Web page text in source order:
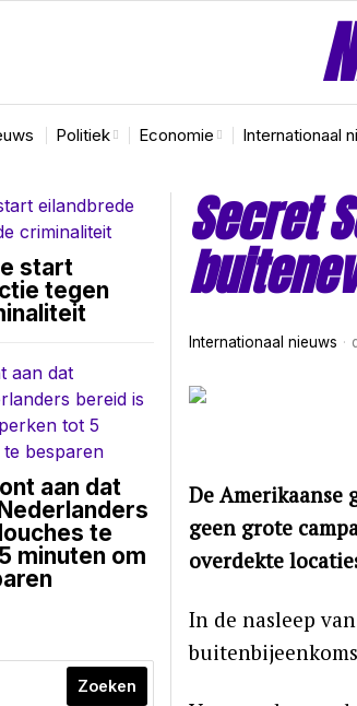
Politiek Economie Internationaal
Secret
Internationaal nieuws
De Amerikaanse
geen grote
overdekte
In de nasleep
start
tegen
aan dat
te
minuten om
Zoeken